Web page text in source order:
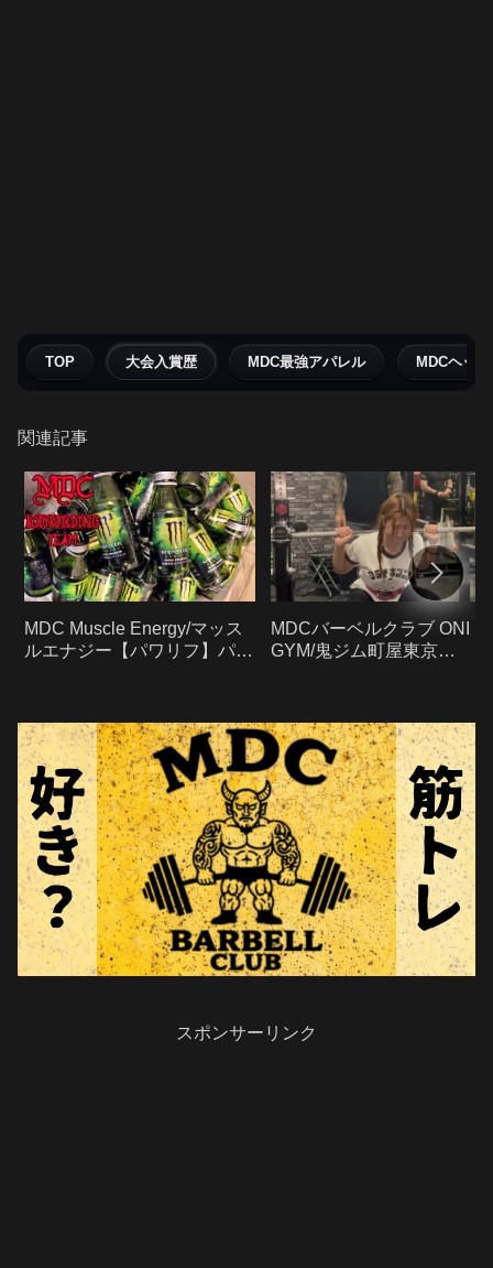
TOP 大会入賞歴 MDC最強アパレル MDCヘッ
関連記事
MDC Muscle Energy/マッス
ルエナジー【パワリフ】パワ
MDCバーベルクラブ ONI
GYM/鬼ジム町屋東京
スポンサーリンク